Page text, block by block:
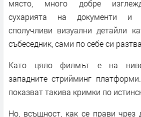
място, много добре
сухарията на документи и
сполучливи визуални детайли
събеседник, сами по себе си
Като цяло филмът е на
западните стрийминг
показват такива кримки по
Но, всъщност, как се прави